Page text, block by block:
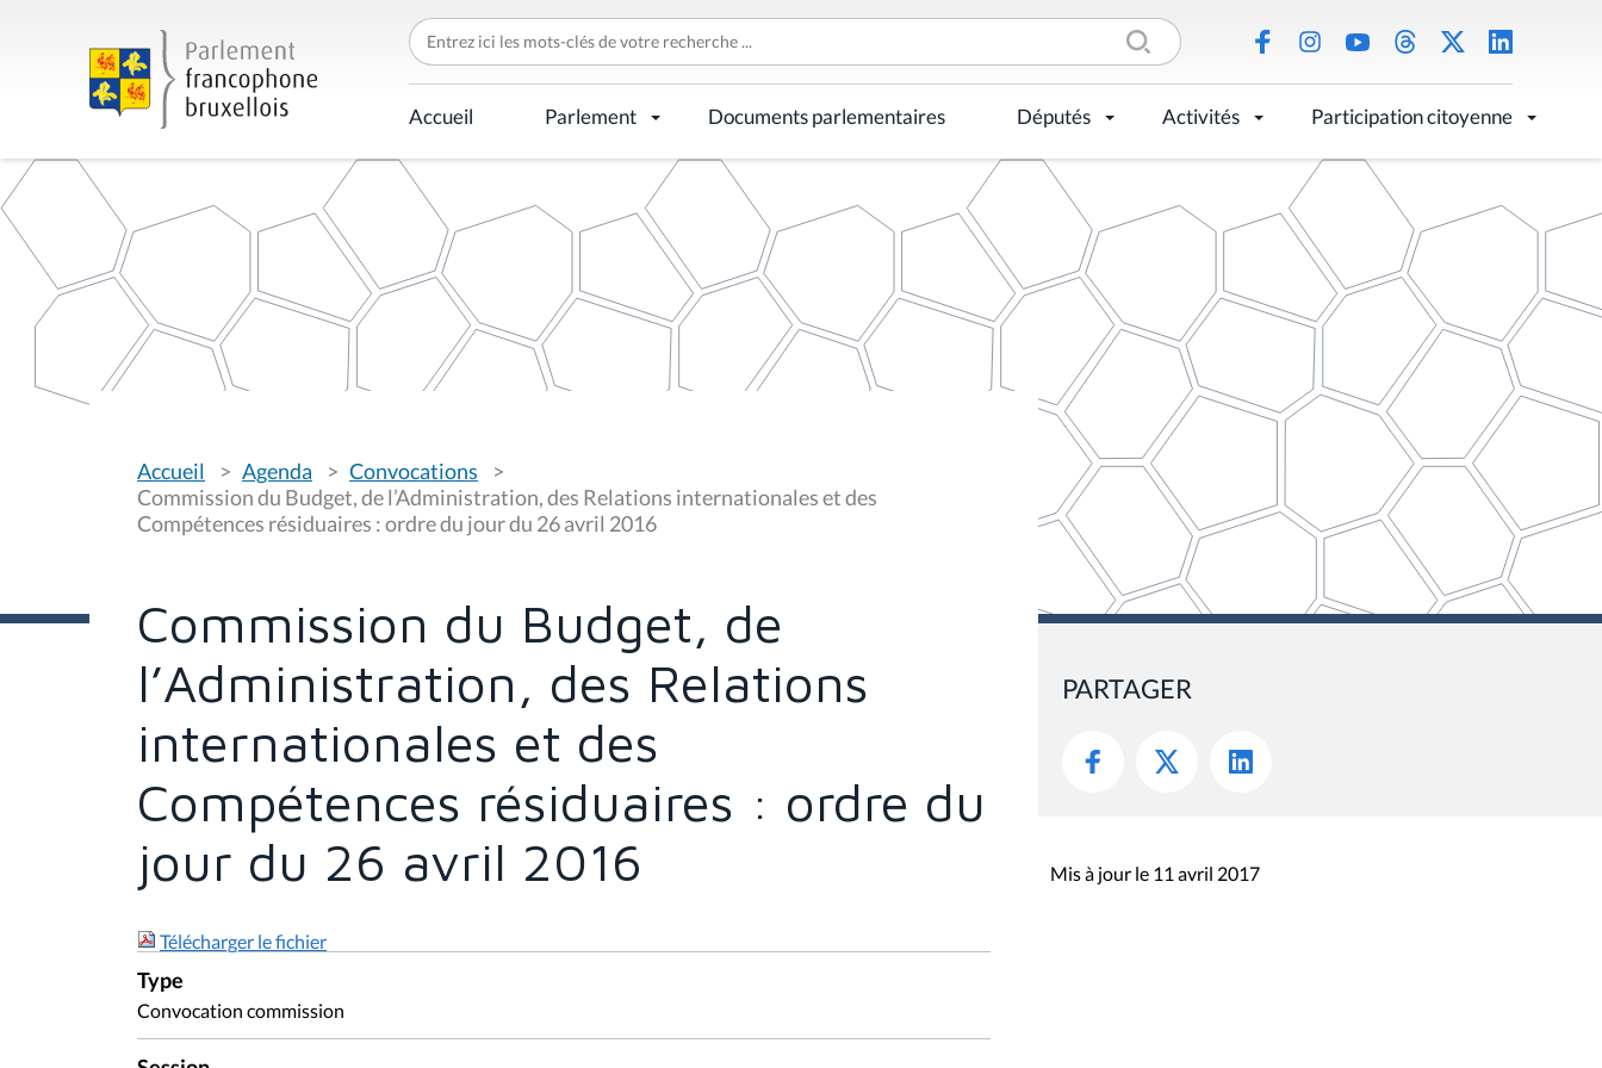
C
h
e
r
c
h
r
p
Accueil Parlement Documents parlementaires Députés Activités Participation citoyenne
o
u
s
ê
c
:
Accueil Agenda
Convocations
Commission du Budget, de l’Administration, des Relations internationales et des
Compétences résiduaires : ordre du jour du 26 avril 2016
Commission du Budget, de
l’Administration, des Relations
internationales et des
Compétences résiduaires : ordre du
jour du 26 avril 2016
Télécharger le fichier
Type
Convocation commission
PARTAGER
Mis à jour le 11 avril 2017